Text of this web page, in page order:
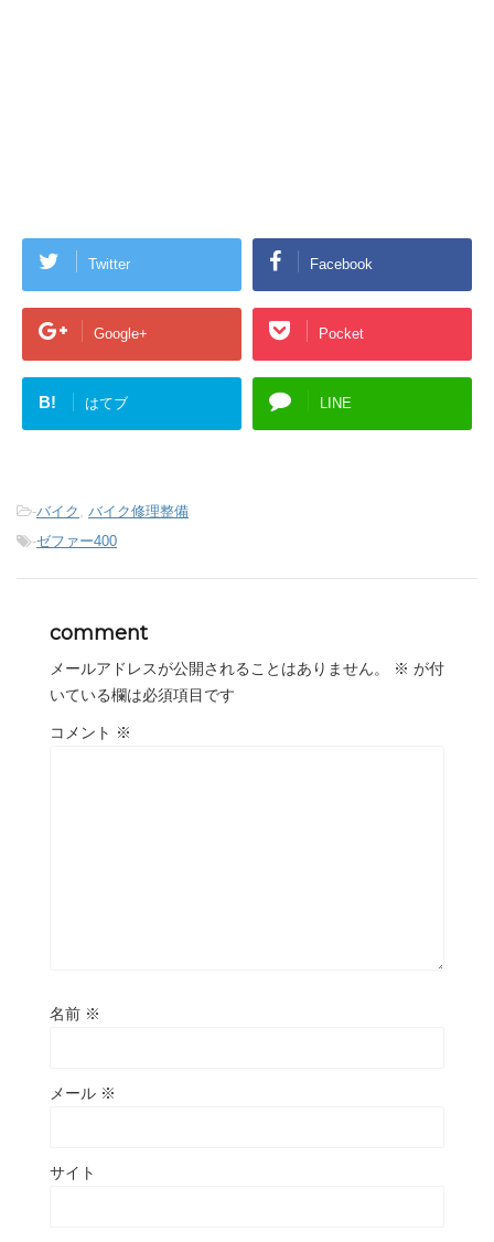
Twitter Facebook
Google+ Pocket
B! はてブ LINE
-バイク
バイク修理整備
-ゼファー400
comment
メールアドレスが公開されることはありません。 ※ が付
いている欄は必須項目です
コメント ※
名前 ※
メール ※
サイト